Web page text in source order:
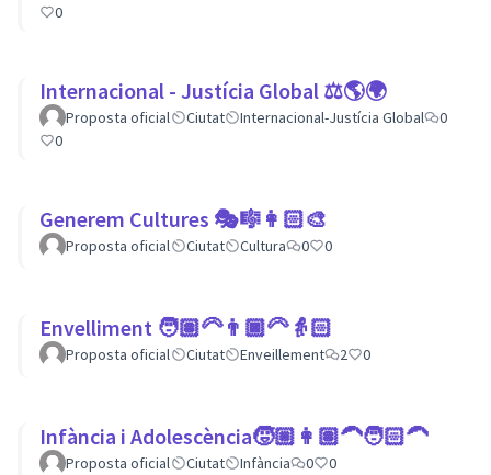
0
Internacional - Justícia Global ⚖️🌎🌍
Proposta oficial Ciutat Internacional-Justícia Global
0
0
Generem Cultures 🎭🎼👩🏻‍🎨
Proposta oficial Ciutat Cultura 0 0
Envelliment 🧑🏽‍🦳👨🏿‍🦳👵🏻
Proposta oficial Ciutat Enveillement 2 0
Infància i Adolescència🧒🏼👩🏽‍🦱🧑🏻‍🦱
Proposta oficial Ciutat Infància 0 0